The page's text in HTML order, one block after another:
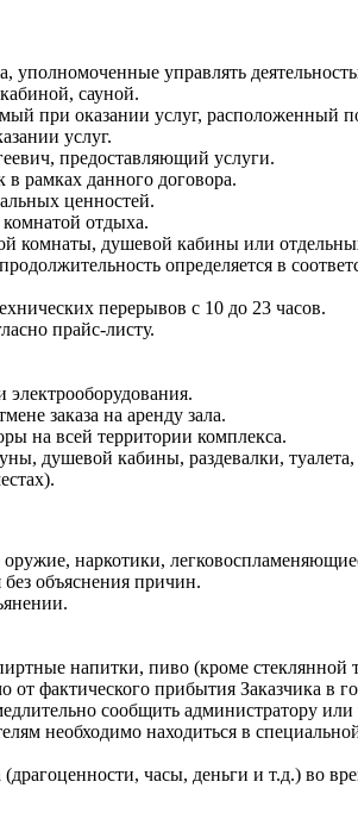
управлять
сауной.
при оказании услуг, расположенный
услуг.
предоставляющий услуги.
рамках данного договора.
ценностей.
комнатой отдыха.
комнаты, душевой кабины или
определяется в
перерывов с 10 до 23 часов.
прайс-листу.
электрооборудования.
заказа на аренду зала.
на всей территории комплекса.
душевой кабины, раздевалки,
наркотики,
без объяснения причин.
напитки, пиво (кроме стеклянной
от фактического прибытия Заказчика в
сообщить администратору
необходимо находиться в
часы, деньги и т.д.) во